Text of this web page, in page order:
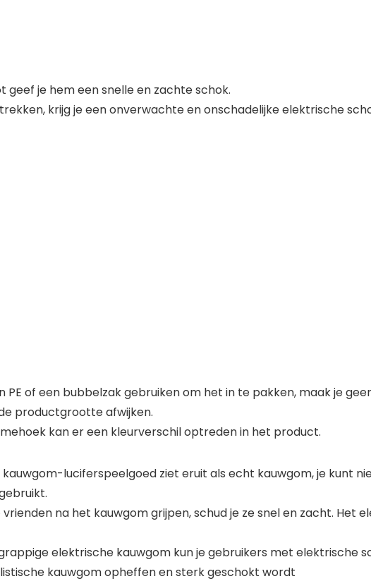
geef je hem een snelle en zachte schok.
krijg je een onverwachte en onschadelijke elektrische
PE of een bubbelzak gebruiken om het in te pakken, maak je
productgrootte afwijken.
kan er een kleurverschil optreden in het product.
luciferspeelgoed ziet eruit als echt kauwgom, je kunt
vrienden na het kauwgom grijpen, schud je ze snel en zacht.
elektrische kauwgom kun je gebruikers met elektrische
kauwgom opheffen en sterk geschokt wordt